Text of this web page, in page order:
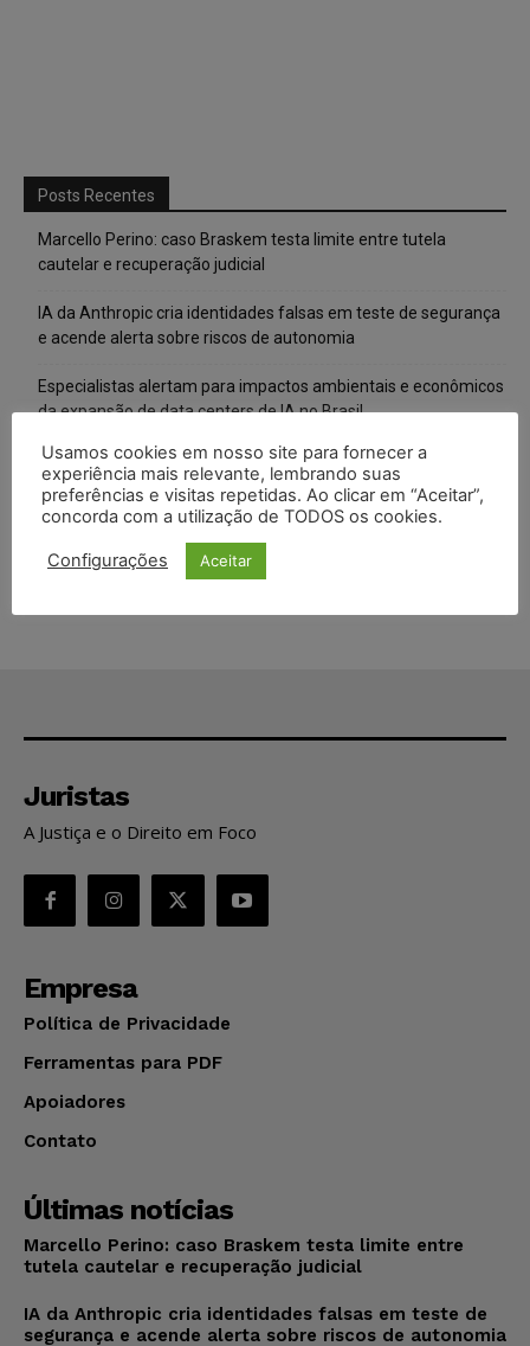
Posts Recentes
Marcello Perino: caso Braskem testa limite entre tutela
cautelar e recuperação judicial
IA da Anthropic cria identidades falsas em teste de segurança
e acende alerta sobre riscos de autonomia
Especialistas alertam para impactos ambientais e econômicos
da expansão de data centers de IA no Brasil
TSE reforça que sistemas das urnas eletrônicas tornam-se
invioláveis após assinatura digital e lacração
STF inicia julgamento sobre constitucionalidade da proibição
dos jogos de azar no Brasil
Juristas
A Justiça e o Direito em Foco
Empresa
Política de Privacidade
Ferramentas para PDF
Apoiadores
Contato
Últimas notícias
Marcello Perino: caso Braskem testa limite entre
tutela cautelar e recuperação judicial
IA da Anthropic cria identidades falsas em teste de
segurança e acende alerta sobre riscos de autonomia
Usamos cookies em nosso site para fornecer a
experiência mais relevante, lembrando suas
preferências e visitas repetidas. Ao clicar em “Aceitar”,
concorda com a utilização de TODOS os cookies.
Configurações Aceitar